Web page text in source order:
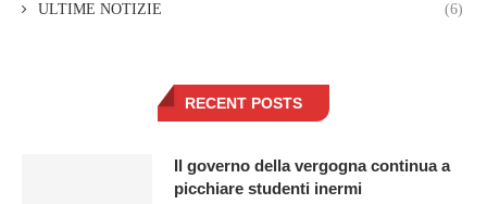
ULTIME NOTIZIE (6)
RECENT POSTS
Il governo della vergogna continua a
picchiare studenti inermi